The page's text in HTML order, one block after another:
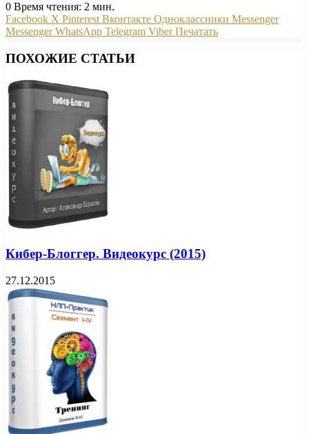
0 Время чтения: 2 мин.
Facebook X Pinterest Вконтакте Одноклассники Messenger
Messenger WhatsApp Telegram Viber Печатать
ПОХОЖИЕ СТАТЬИ
Кибер-Блоггер. Видеокурс (2015)
27.12.2015